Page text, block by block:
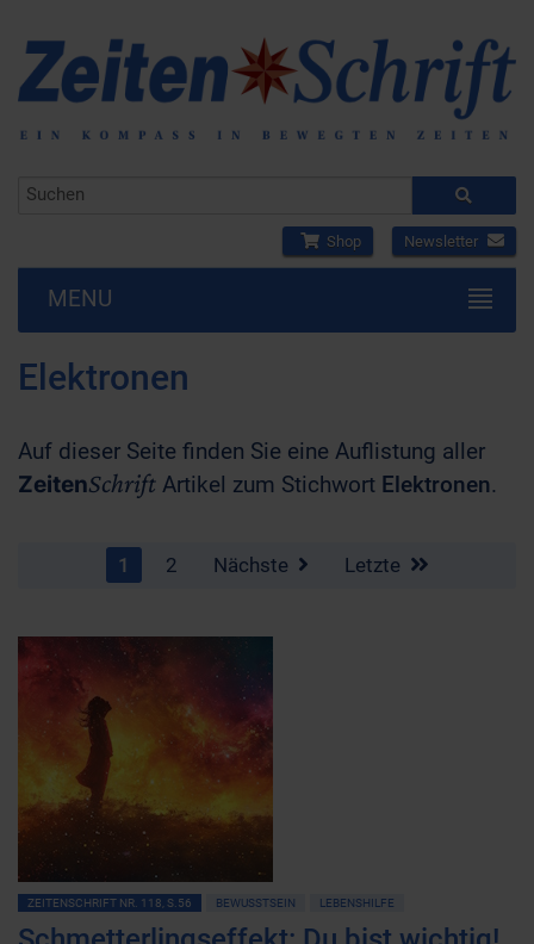
Shop Newsletter
MENU
Elektronen
Auf dieser Seite finden Sie eine Auflistung aller
ZeitenSchrift Artikel zum Stichwort Elektronen.
1 2 Nächste Letzte
ZEITENSCHRIFT NR. 118, S.56 BEWUSSTSEIN LEBENSHILFE